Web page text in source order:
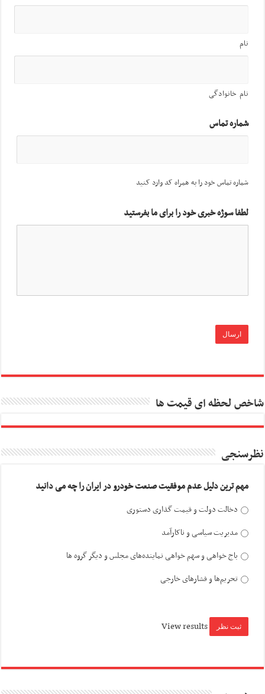
نام
نام خانوادگی
شماره تماس
شماره تماس خود را به همراه کد وارد کنید
لطفا سوژه خبری خود را برای ما بفرستید
شاخص لحظه ای قیمت ها
نظرسنجی
مهم ترین دلیل عدم موفقیت صنعت خودرو در ایران را چه می دانید
دخالت دولت و قیمت گذاری دستوری
مدیریت سیاسی و ناکارآمد
باج خواهی و سهم خواهی نماینده‌های مجلس و دیگر گروه ها
تحریم‌ها و فشارهای خارجی
View results